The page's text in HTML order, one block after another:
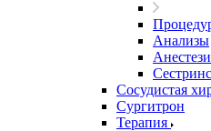
Анализы
Сосудистая
Сургитрон
Терапия